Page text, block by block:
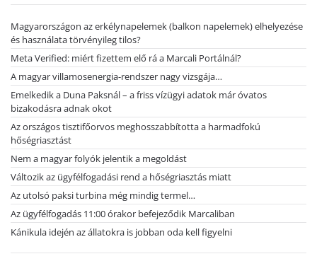
Magyarországon az erkélynapelemek (balkon napelemek) elhelyezése
és használata törvényileg tilos?
Meta Verified: miért fizettem elő rá a Marcali Portálnál?
A magyar villamosenergia-rendszer nagy vizsgája…
Emelkedik a Duna Paksnál – a friss vízügyi adatok már óvatos
bizakodásra adnak okot
Az országos tisztifőorvos meghosszabbította a harmadfokú
hőségriasztást
Nem a magyar folyók jelentik a megoldást
Változik az ügyfélfogadási rend a hőségriasztás miatt
Az utolsó paksi turbina még mindig termel…
Az ügyfélfogadás 11:00 órakor befejeződik Marcaliban
Kánikula idején az állatokra is jobban oda kell figyelni